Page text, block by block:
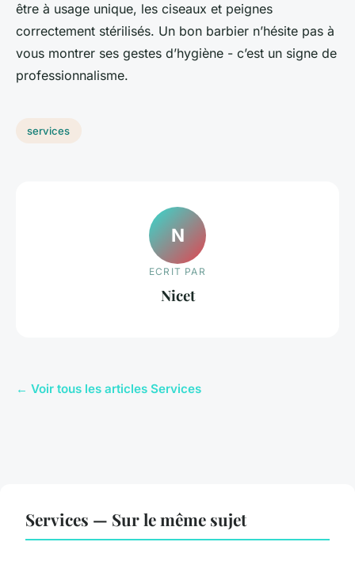
être à usage unique, les ciseaux et peignes
correctement stérilisés. Un bon barbier n’hésite pas à
vous montrer ses gestes d’hygiène - c’est un signe de
professionnalisme.
services
N
ECRIT PAR
Nicet
← Voir tous les articles Services
Services — Sur le même sujet